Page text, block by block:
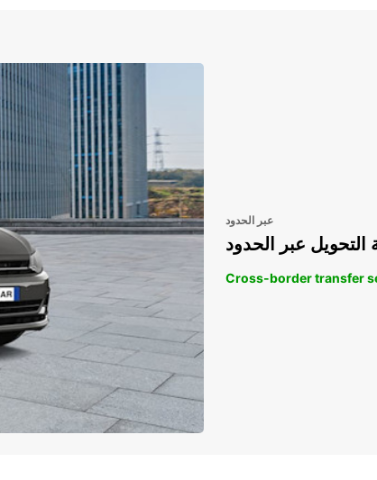
عبر الحدود
التحويل عبر الحدود
Cross-border transfer